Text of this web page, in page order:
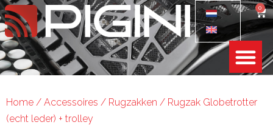
0
Home / Accessoires / Rugzakken / Rugzak Globetrotter
(echt leder) + trolley